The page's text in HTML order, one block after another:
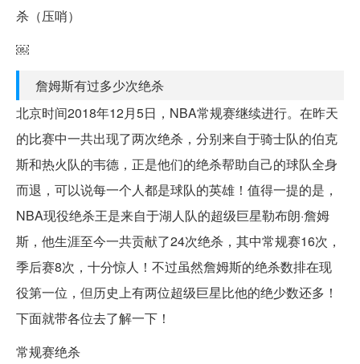
杀（压哨）
￼
詹姆斯有过多少次绝杀
北京时间2018年12月5日，NBA常规赛继续进行。在昨天
的比赛中一共出现了两次绝杀，分别来自于骑士队的伯克
斯和热火队的韦德，正是他们的绝杀帮助自己的球队全身
而退，可以说每一个人都是球队的英雄！值得一提的是，
NBA现役绝杀王是来自于湖人队的超级巨星勒布朗·詹姆
斯，他生涯至今一共贡献了24次绝杀，其中常规赛16次，
季后赛8次，十分惊人！不过虽然詹姆斯的绝杀数排在现
役第一位，但历史上有两位超级巨星比他的绝少数还多！
下面就带各位去了解一下！
常规赛绝杀